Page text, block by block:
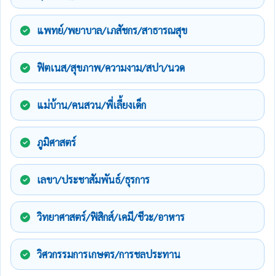
แพทย์/พยาบาล/เภสัชกร/สาธารณสุข
ฟิตเนส/สุขภาพ/ความงาม/สปา/นวด
แม่บ้าน/คนสวน/พี่เลี้ยงเด็ก
ภูมิศาสตร์
เลขา/ประชาสัมพันธ์/ธุรการ
วิทยาศาสตร์/ฟิสิกส์/เคมี/ชีวะ/อาหาร
วิศวกรรมการเกษตร/การชลประทาน